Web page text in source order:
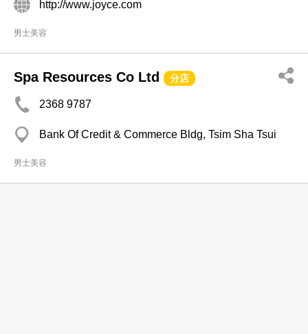
http://www.joyce.com
男士美容
Spa Resources Co Ltd 分店
2368 9787
Bank Of Credit & Commerce Bldg, Tsim Sha Tsui
男士美容